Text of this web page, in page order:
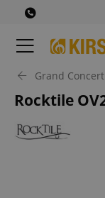
Grand
Rocktile